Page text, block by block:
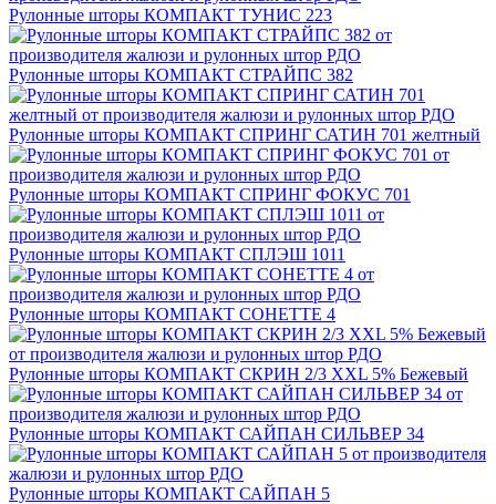
Рулонные шторы КОМПАКТ ТУНИС 223
Рулонные шторы КОМПАКТ СТРАЙПС 382
Рулонные шторы КОМПАКТ СПРИНГ САТИН 701 желтный
Рулонные шторы КОМПАКТ СПРИНГ ФОКУС 701
Рулонные шторы КОМПАКТ СПЛЭШ 1011
Рулонные шторы КОМПАКТ СОНЕТТЕ 4
Рулонные шторы КОМПАКТ СКРИН 2/3 XXL 5% Бежевый
Рулонные шторы КОМПАКТ САЙПАН СИЛЬВЕР 34
Рулонные шторы КОМПАКТ САЙПАН 5